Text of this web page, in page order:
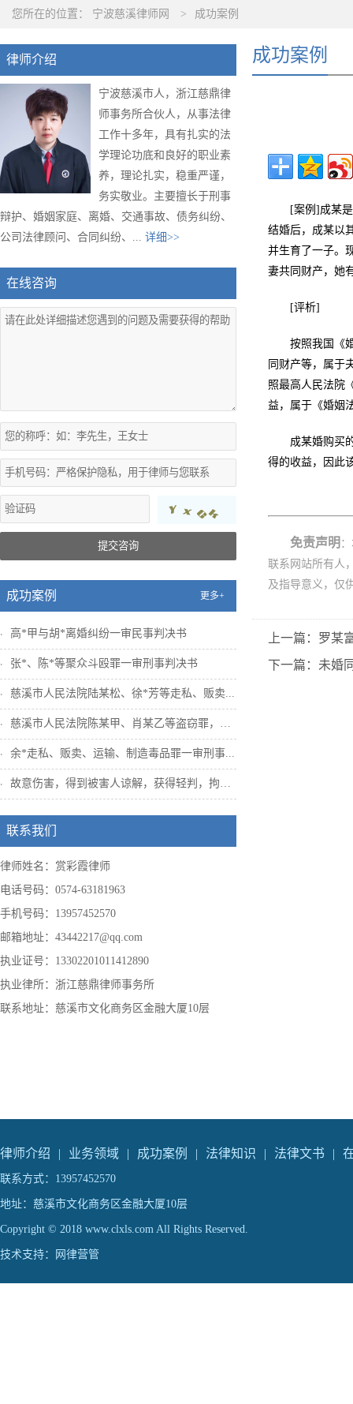
您所在的位置： 宁波慈溪律师网 > 成功案例
律师介绍
宁波慈溪市人，浙江慈鼎律
师事务所合伙人，从事法律
工作十多年，具有扎实的法
学理论功底和良好的职业素
养，理论扎实，稳重严谨，
务实敬业。主要擅长于刑事
辩护、婚姻家庭、离婚、交通事故、债务纠纷、
公司法律顾问、合同纠纷、... 详细>>
在线咨询
提交咨询
成功案例 更多+
高*甲与胡*离婚纠纷一审民事判决书
张*、陈*等聚众斗殴罪一审刑事判决书
慈溪市人民法院陆某松、徐*芳等走私、贩卖...
慈溪市人民法院陈某甲、肖某乙等盗窃罪，姜...
余*走私、贩卖、运输、制造毒品罪一审刑事...
故意伤害，得到被害人谅解，获得轻判，拘役...
联系我们
律师姓名：赏彩霞律师
电话号码：0574-63181963
手机号码：13957452570
邮箱地址：43442217@qq.com
执业证号：13302201011412890
执业律所：浙江慈鼎律师事务所
联系地址：慈溪市文化商务区金融大厦10层
成功案例
[案例]成某
结婚后，成某以
并生育了一子。
妻共同财产，她
[评析]
按照我国《
同财产等，属于
照最高人民法院
益，属于《婚姻
成某婚购买
得的收益，因此
免责声明
联系网站所有人
及指导意义，仅
上一篇：罗某
下一篇：未婚
律师介绍 | 业务领域 | 成功案例 | 法律知识 | 法律文书 |
联系方式：13957452570
地址：慈溪市文化商务区金融大厦10层
Copyright © 2018 www.clxls.com All Rights Reserved.
技术支持： 网律营管